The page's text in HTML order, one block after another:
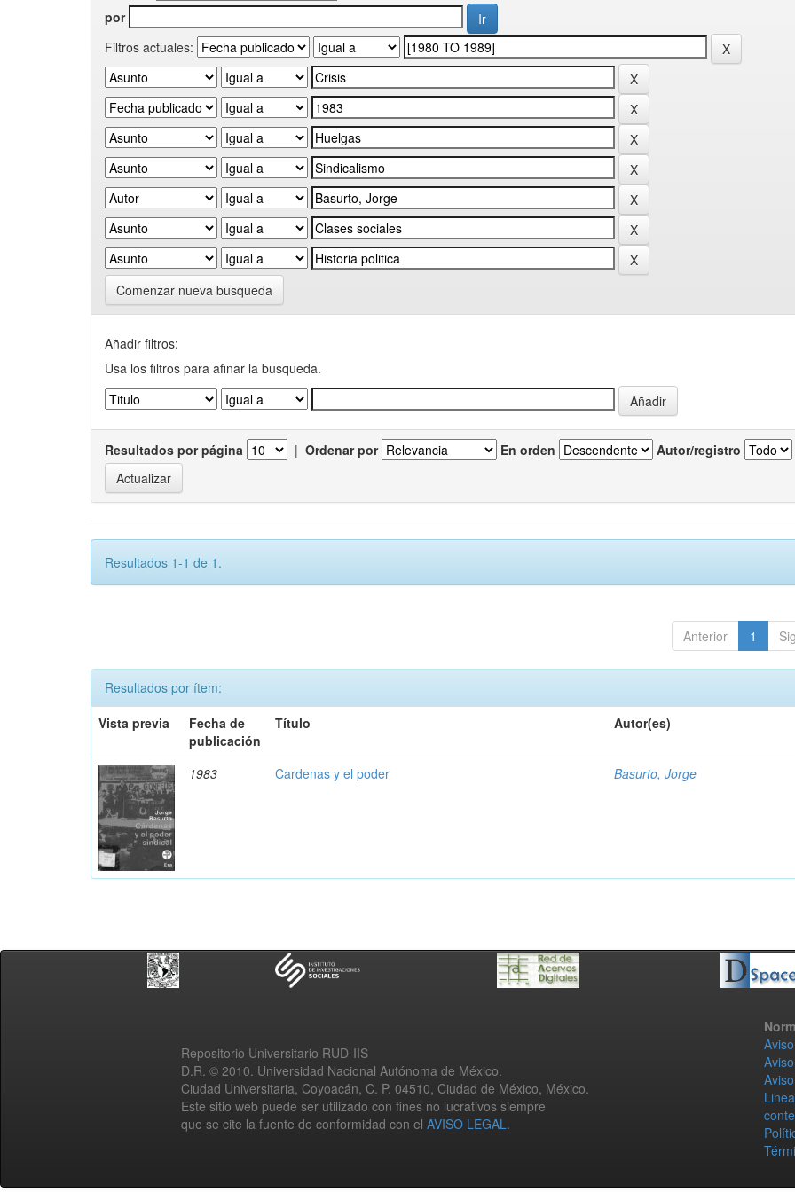
por
Filtros actuales:
Comenzar nueva busqueda
Añadir filtros:
Usa los filtros para afinar la busqueda.
Resultados por página | Ordenar por En orden Autor/registro
Resultados 1-1 de 1.
Anterior 1
Resultados por ítem:
Vista previa
Fecha de
publicación
Título Autor(es)
1983 Cardenas y el poder Basurto, Jorge
Repositorio Universitario RUD-IIS
D.R. © 2010. Universidad Nacional Autónoma de México.
Ciudad Universitaria, Coyoacán, C. P. 04510, Ciudad de México, México.
Este sitio web puede ser utilizado con fines no lucrativos siempre
que se cite la fuente de conformidad con el AVISO LEGAL.